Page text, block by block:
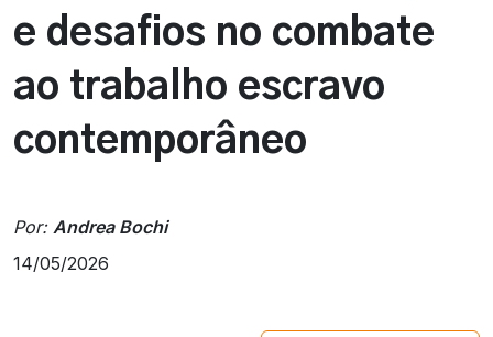
e desafios no combate
ao trabalho escravo
contemporâneo
Por: Andrea Bochi
14/05/2026